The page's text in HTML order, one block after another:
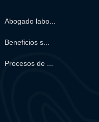
Abogado labo...
Beneficios s...
Procesos de ...